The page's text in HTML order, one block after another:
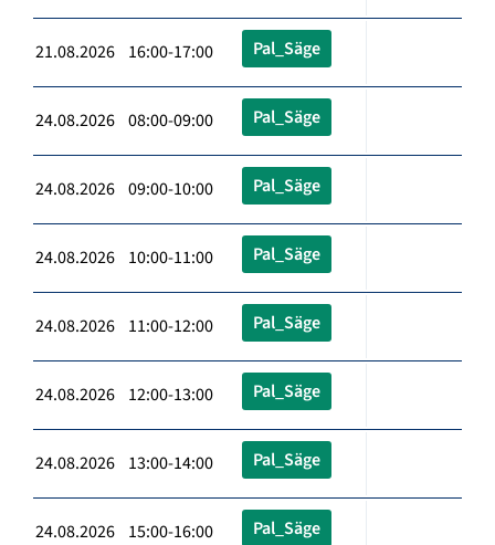
21.08.2026 16:00-17:00 Pal_Säge
24.08.2026 08:00-09:00 Pal_Säge
24.08.2026 09:00-10:00 Pal_Säge
24.08.2026 10:00-11:00 Pal_Säge
24.08.2026 11:00-12:00 Pal_Säge
24.08.2026 12:00-13:00 Pal_Säge
24.08.2026 13:00-14:00 Pal_Säge
24.08.2026 15:00-16:00 Pal_Säge